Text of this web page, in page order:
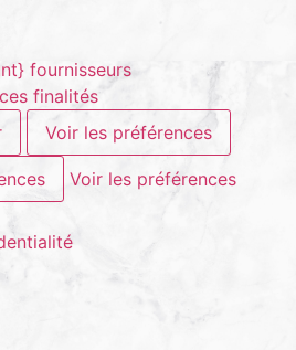
fournisseurs
finalités
Voir les préférences
Voir les préférences